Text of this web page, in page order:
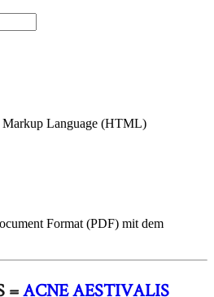
Language (HTML)
Format (PDF) mit dem
=ACNE AESTIVALIS